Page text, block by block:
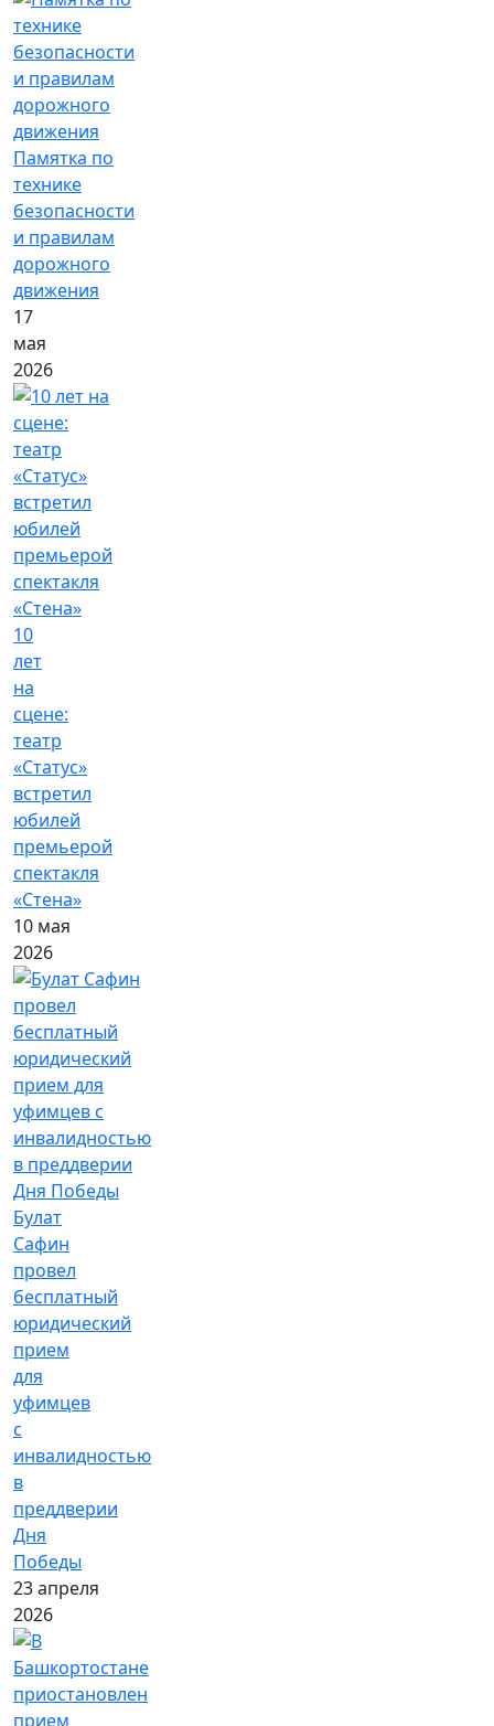
Памятка по
технике
безопасности
и правилам
дорожного
движения
17
мая
2026
10
лет
на
сцене:
театр
«Статус»
встретил
юбилей
премьерой
спектакля
«Стена»
10 мая
2026
Булат
Сафин
провел
бесплатный
юридический
прием
для
уфимцев
с
инвалидностью
в
преддверии
Дня
Победы
23 апреля
2026